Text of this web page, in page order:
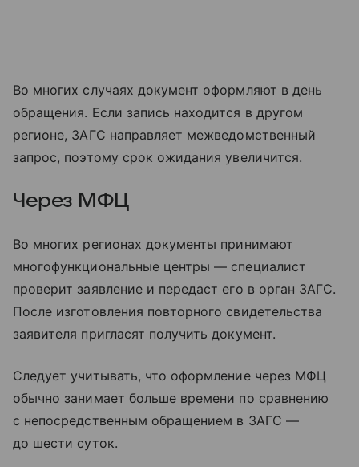
Во многих случаях документ оформляют в день
обращения. Если запись находится в другом
регионе, ЗАГС направляет межведомственный
запрос, поэтому срок ожидания увеличится.
Через МФЦ
Во многих регионах документы принимают
многофункциональные центры — специалист
проверит заявление и передаст его в орган ЗАГС.
После изготовления повторного свидетельства
заявителя пригласят получить документ.
Следует учитывать, что оформление через МФЦ
обычно занимает больше времени по сравнению
с непосредственным обращением в ЗАГС —
до шести суток.